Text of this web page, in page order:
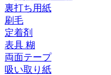
裏打ち用紙
刷毛
定着剤
表具 糊
両面テープ
吸い取り紙